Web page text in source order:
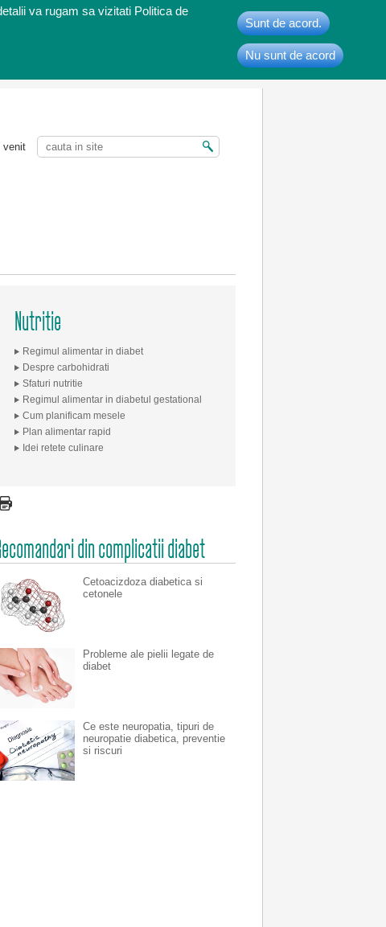
va rugam sa vizitati Politica de
Sunt de acord.
Nu sunt de acord
venit
Nutritie
Regimul alimentar in diabet
Despre carbohidrati
Sfaturi nutritie
Regimul alimentar in diabetul gestational
Cum planificam mesele
Plan alimentar rapid
Idei retete culinare
din complicatii diabet
Cetoacizdoza diabetica si
cetonele
Probleme ale pielii legate de
diabet
Ce este neuropatia, tipuri de
neuropatie diabetica, preventie
si riscuri